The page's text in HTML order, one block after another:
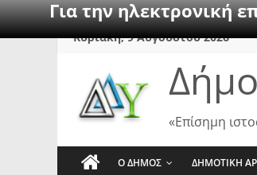
Για την ηλεκτρονική
SkipΚυριακή, 9 Αυγούστου 2026
«Επίσημη
Ο ΔΗΜΟΣ ΔΗΜΟΤΙΚΗ